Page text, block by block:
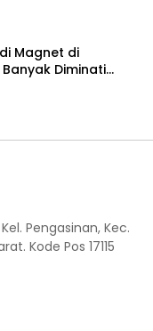
Magnet di
Diminati
Pengasinan, Kec.
Kode Pos 17115